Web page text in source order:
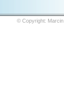
© Copyright: